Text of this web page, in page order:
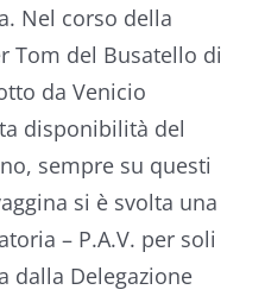
Nel corso della
Tom del Busatello di
da Venicio
disponibilità del
sempre su questi
si è svolta una
– P.A.V. per soli
dalla Delegazione